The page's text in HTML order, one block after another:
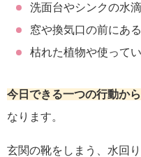
洗面台やシンクの水滴
窓や換気口の前にあ
枯れた植物や使って
今日できる一つの行動か
なります。
玄関の靴をしまう、水回